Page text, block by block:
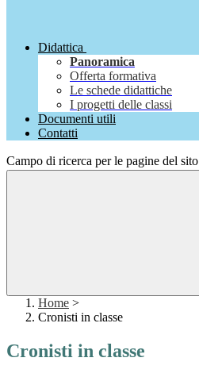
Didattica
Panoramica
Offerta formativa
Le schede didattiche
I progetti delle classi
Documenti utili
Contatti
Campo di ricerca per le pagine del sito
Home >
Cronisti in classe
Cronisti in classe